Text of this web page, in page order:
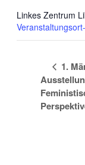
Linkes Zentrum
1.